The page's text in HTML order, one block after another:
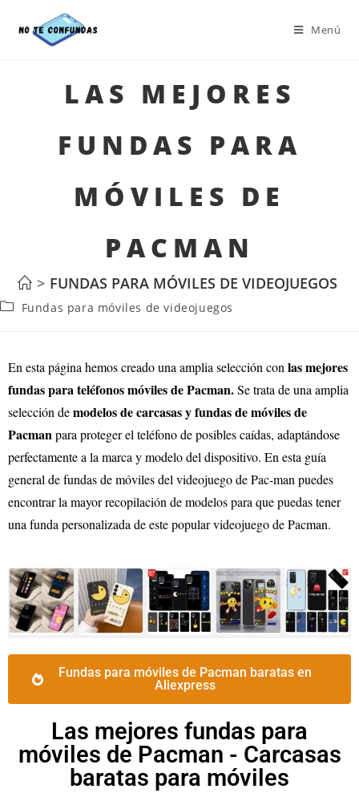
Menú
LAS MEJORES
FUNDAS PARA
MÓVILES DE
PACMAN
> FUNDAS PARA MÓVILES DE VIDEOJUEGOS
Fundas para móviles de videojuegos
En esta página hemos creado una amplia selección con las mejores
fundas para teléfonos móviles dePacman.Se trata de una amplia
selección demodelos de carcasas y fundas de móviles de
Pacmanpara proteger el teléfono de posibles caídas, adaptándose
perfectamente a la marca y modelo del dispositivo. En esta guía
general de fundas de móviles del videojuego dePac-man puedes
encontrar la mayor recopilación de modelos para que puedas tener
una funda personalizada de este popular videojuego dePacman.
Fundas para móviles de Pacman baratas en
Aliexpress
Las mejores fundas para
móviles de Pacman - Carcasas
baratas para móviles